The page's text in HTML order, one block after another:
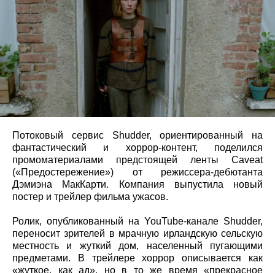
Потоковый сервис Shudder, ориентированный на
фантастический и хоррор-контент, поделился
промоматериалами предстоящей ленты Caveat
(«Предостережение») от режиссера-дебютанта
Дэмиэна МакКарти. Компания выпустила новый
постер и трейлер фильма ужасов.
Ролик, опубликованный на YouTube-канале Shudder,
переносит зрителей в мрачную ирландскую сельскую
местность и жуткий дом, населенный пугающими
предметами. В трейлере хоррор описывается как
«жуткое, как ад», но в то же время «прекрасное